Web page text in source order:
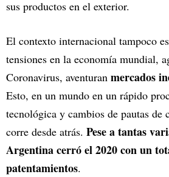
sus productos en el exterior.
El contexto internacional tampoco
tensiones en la economía mundial,
Coronavirus, aventuran mercados
Esto, en un mundo en un rápido
tecnológica y cambios de pautas de
corre desde atrás. Pese a tantas
Argentina cerró el 2020 con un
patentamientos.